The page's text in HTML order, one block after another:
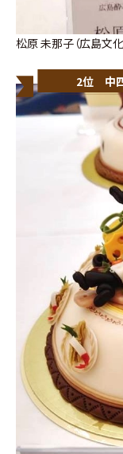
松原 未那子（広島文
2位 中